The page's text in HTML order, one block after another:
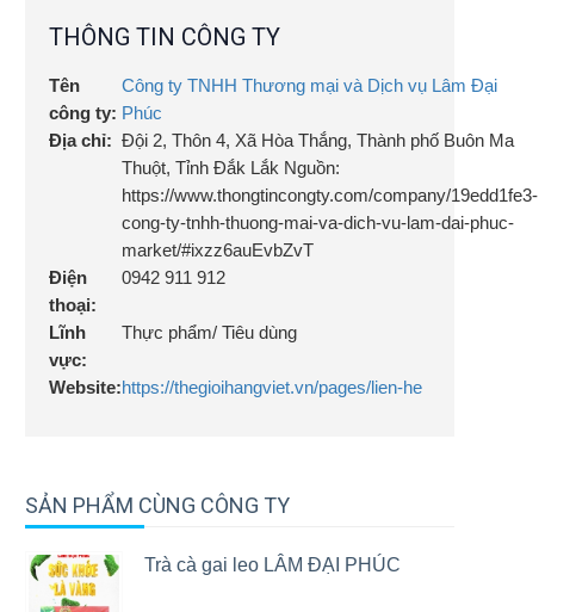
THÔNG TIN CÔNG TY
Tên
công ty:
Công ty TNHH Thương mại và Dịch vụ Lâm Đại
Phúc
Địa chỉ: Đội 2, Thôn 4, Xã Hòa Thắng, Thành phố Buôn Ma
Thuột, Tỉnh Đắk Lắk Nguồn:
https://www.thongtincongty.com/company/19edd1fe3-
cong-ty-tnhh-thuong-mai-va-dich-vu-lam-dai-phuc-
market/#ixzz6auEvbZvT
Điện
thoại:
0942 911 912
Lĩnh
vực:
Thực phẩm/ Tiêu dùng
Website:https://thegioihangviet.vn/pages/lien-he
SẢN PHẨM CÙNG CÔNG TY
Trà cà gai leo LÂM ĐẠI PHÚC